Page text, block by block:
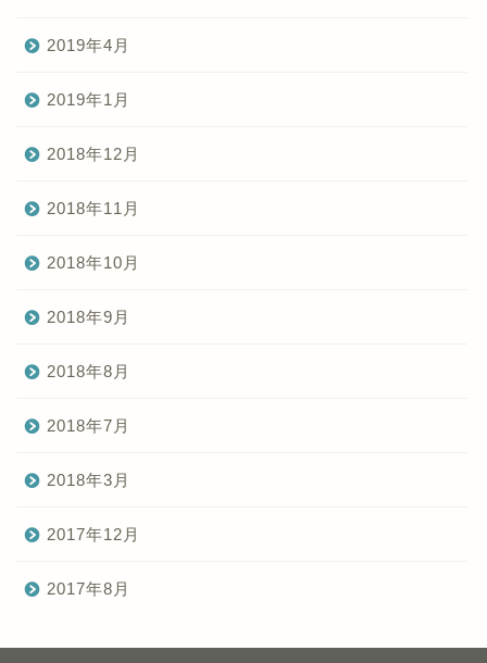
2019年4月
2019年1月
2018年12月
2018年11月
2018年10月
2018年9月
2018年8月
2018年7月
2018年3月
2017年12月
2017年8月